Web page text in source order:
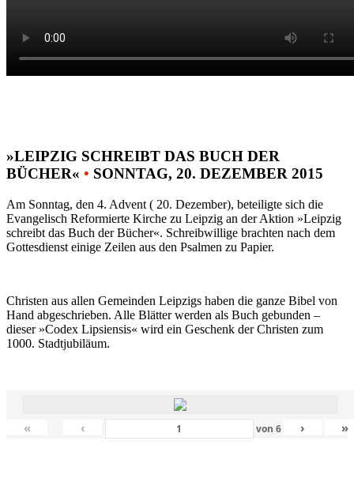
»LEIPZIG SCHREIBT DAS BUCH DER
BÜCHER« • SONNTAG, 20. DEZEMBER 2015
Am Sonntag, den 4. Advent ( 20. Dezember), beteiligte sich die
Evangelisch Reformierte Kirche zu Leipzig an der Aktion »Leipzig
schreibt das Buch der Bücher«. Schreibwillige brachten nach dem
Gottesdienst einige Zeilen aus den Psalmen zu Papier.
Christen aus allen Gemeinden Leipzigs haben die ganze Bibel von
Hand abgeschrieben. Alle Blätter werden als Buch gebunden –
dieser »Codex Lipsiensis« wird ein Geschenk der Christen zum
1000. Stadtjubiläum.
« ‹ von 6 › »